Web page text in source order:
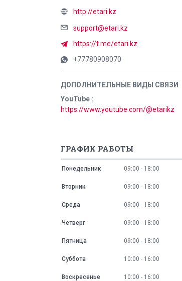
http://etari.kz
support@etari.kz
https://t.me/etari.kz
+77780908070
YouTube
https://www.youtube.com/@etarikz
ГРАФИК РАБОТЫ
Понедельник 09:00 18:00
Вторник 09:00 18:00
Среда 09:00 18:00
Четверг 09:00 18:00
Пятница 09:00 18:00
Суббота 10:00 16:00
Воскресенье 10:00 16:00